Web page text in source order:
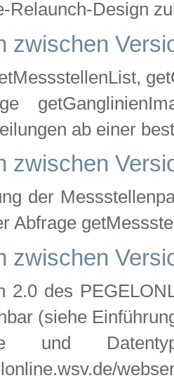
Relaunch-Design
zwischen
ab einer
zwischen
der
Abfrage
zwischen
2.0 des
(siehe
und